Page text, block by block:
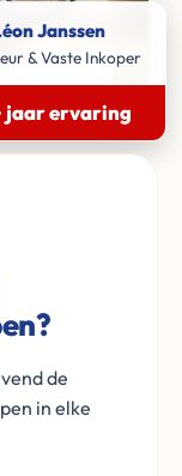
Janssen
& Vaste Inkoper
jaar ervaring
de
in elke